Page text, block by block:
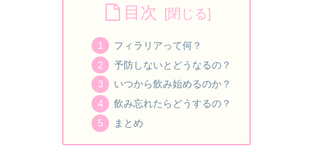
目次
フィラリアって何？
予防しないとどうなるの？
いつから飲み始めるのか？
飲み忘れたらどうするの？
まとめ